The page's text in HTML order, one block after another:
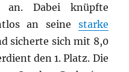
an.Dabei knüpfte
an seine starke
sicherte sich mit 8,0
den 1. Platz. Die